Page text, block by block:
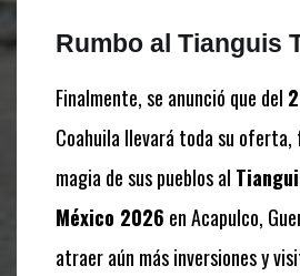
Rumbo al Tianguis
Finalmente, se anunció que del
Coahuila llevará toda su
magia de sus pueblos al
México 2026 en Acapulco,
atraer aún más inversiones y